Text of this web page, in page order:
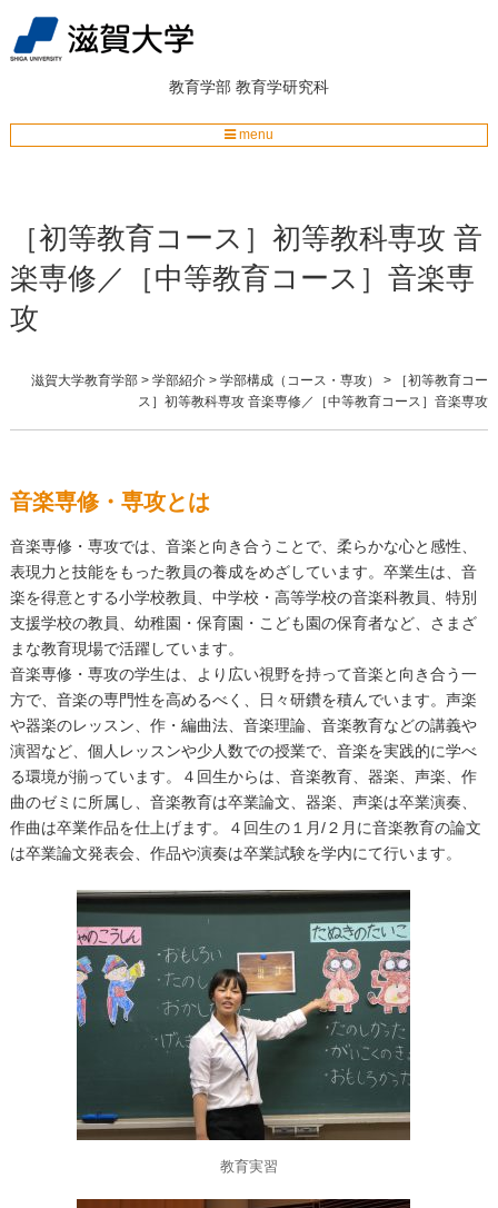
教育学部 教育学研究科
menu
［初等教育コース］初等教科専攻 音
楽専修／［中等教育コース］音楽専
攻
滋賀大学教育学部 >学部紹介 >学部構成（コース・専攻） >
［初等教育コー
ス］初等教科専攻 音楽専修／［中等教育コース］音楽専攻
音楽専修・専攻とは
音楽専修・専攻では、音楽と向き合うことで、柔らかな心と感性、
表現力と技能をもった教員の養成をめざしています。卒業生は、音
楽を得意とする小学校教員、中学校・高等学校の音楽科教員、特別
支援学校の教員、幼稚園・保育園・こども園の保育者など、さまざ
まな教育現場で活躍しています。
音楽専修・専攻の学生は、より広い視野を持って音楽と向き合う一
方で、音楽の専門性を高めるべく、日々研鑽を積んでいます。声楽
や器楽のレッスン、作・編曲法、音楽理論、音楽教育などの講義や
演習など、個人レッスンや少人数での授業で、音楽を実践的に学べ
る環境が揃っています。４回生からは、音楽教育、器楽、声楽、作
曲のゼミに所属し、音楽教育は卒業論文、器楽、声楽は卒業演奏、
作曲は卒業作品を仕上げます。
４回生の１月/２月に音楽教育の論文
は卒業論文発表会、作品や演奏は卒業試験を学内にて行います。
教育実習